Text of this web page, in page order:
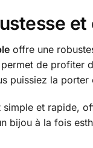
offre une
de profiter
puissiez la
et rapide,
bijou à la fois